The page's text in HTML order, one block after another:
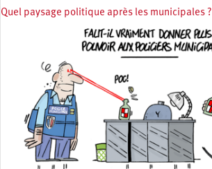
Quel paysage politique après les municipales ?